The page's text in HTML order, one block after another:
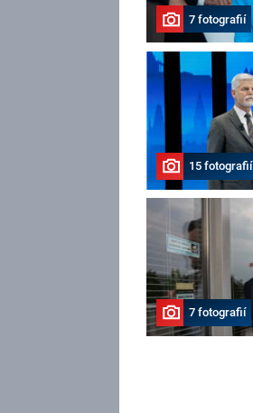
7 fotografií
15 fotografií
7 fotografií